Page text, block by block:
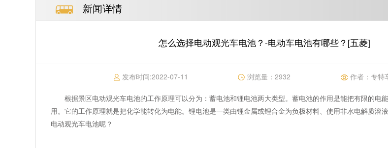
新闻详情
怎么选择电动观光车电池？-电动车电池有哪些？[五菱]
发布时间:2022-07-11 浏览量：2932 作者： 专特
根据景区电动观光车电池的工作原理可以分为：蓄电池和锂电池两大类型。蓄电池的作用是能把有限的电
用。它的工作原理就是把化学能转化为电能。锂电池是一类由锂金属或锂合金为负极材料、使用非水电解质溶
电动观光车电池呢？